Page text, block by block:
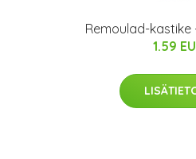
Remoulad-kastike
1.59